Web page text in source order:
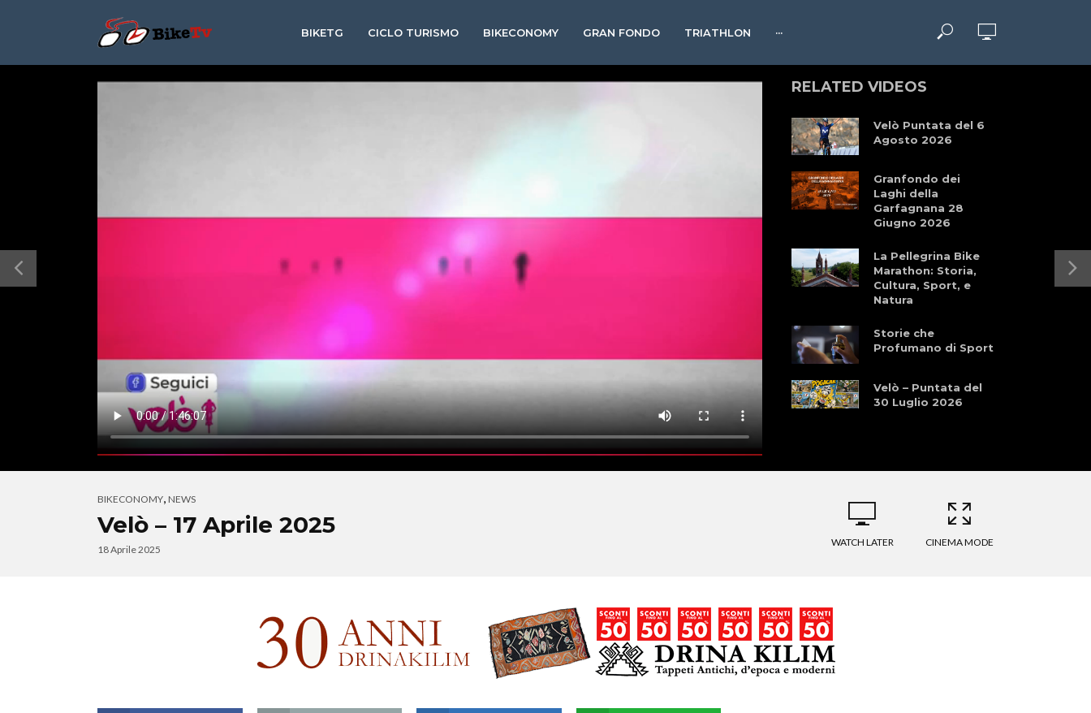
BIKETG CICLO TURISMO BIKECONOMY GRAN FONDO TRIATHLON ···
RELATED VIDEOS
Velò Puntata del 6
Agosto 2026
Granfondo dei
Laghi della
Garfagnana 28
Giugno 2026
La Pellegrina Bike
Marathon: Storia,
Cultura, Sport, e
Natura
Storie che
Profumano di Sport
Velò – Puntata del
30 Luglio 2026
BIKECONOMY, NEWS
Velò – 17 Aprile 2025
18 Aprile 2025
WATCH LATER CINEMA MODE